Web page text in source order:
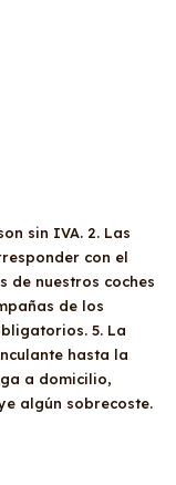
sin IVA. 2. Las
con el
de nuestros coches
de los
5. La
hasta la
a domicilio,
algún sobrecoste.